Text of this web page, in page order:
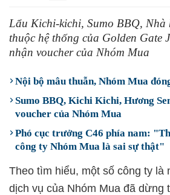
Lẩu Kichi-kichi, Sumo BBQ, Nhà
thuộc hệ thống của Golden Gate
nhận voucher của Nhóm Mua
Nội bộ mâu thuẫn, Nhóm Mua
Sumo BBQ, Kichi Kichi, Hương
voucher của Nhóm Mua
Phó cục trưởng C46 phía nam:
công ty Nhóm Mua là sai sự thật"
Theo tìm hiểu, một số công ty là
dịch vụ của Nhóm Mua đã dừng